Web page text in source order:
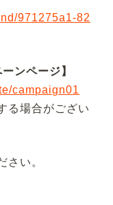
971275a1-82
ンページ】
campaign01
る場合がござい
さい。